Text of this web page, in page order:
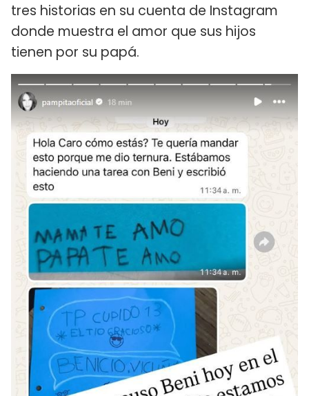
tres historias en su cuenta de Instagram
donde muestra el amor que sus hijos
tienen por su papá.